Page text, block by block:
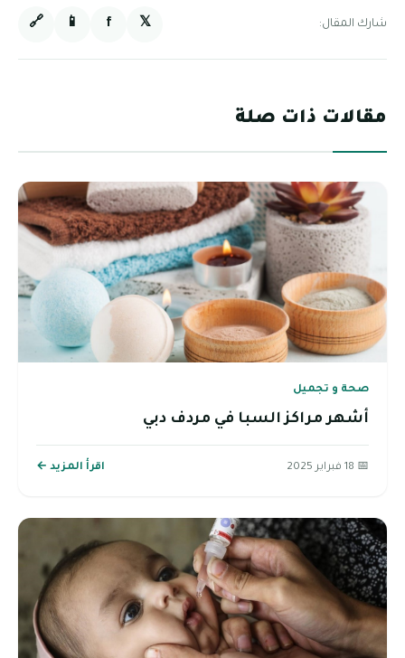
شارك المقال: 𝕏
f
📱
🔗
مقالات ذات صلة
صحة و تجميل
أشهر مراكز السبا في مردف دبي
📅 18 فبراير 2025 اقرأ المزيد ←